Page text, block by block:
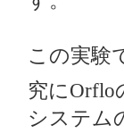
この実験
究にOrflo
システム